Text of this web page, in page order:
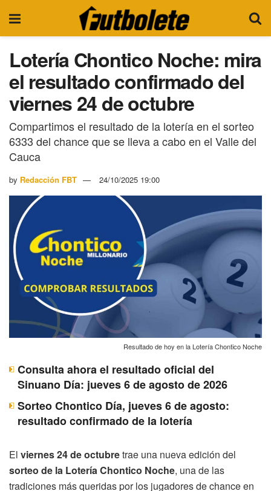
Lotería Chontico Noche: mira
el resultado confirmado del
viernes 24 de octubre
Compartimos el resultado de la lotería en el sorteo
6333 del chance que se lleva a cabo en el Valle del
Cauca
by Redacción FBT 24/10/2025 19:00
Resultado de hoy en la Lotería Chontico Noche
Consulta ahora el resultado oficial del
Sinuano Día: jueves 6 de agosto de 2026
Sorteo Chontico Día, jueves 6 de agosto:
resultado confirmado de la lotería
El viernes 24 de octubretrae una nueva edición del
sorteo de la Lotería Chontico Noche, una de las
tradiciones más queridas por los jugadores de chance en